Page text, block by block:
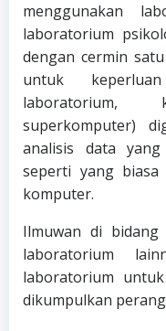
menggunakan
laboratorium
dengan cermin
untuk
laboratorium,
superkomputer)
analisis data
seperti yang
komputer.
Ilmuwan di
laboratorium
laboratorium
dikumpulkan